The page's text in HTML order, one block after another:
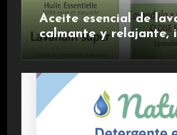
Aceite esencial de
calmante y relajante,